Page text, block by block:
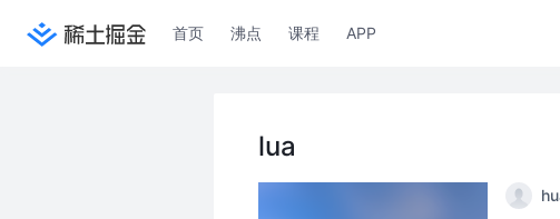
首页 沸点 课程 APP
lua